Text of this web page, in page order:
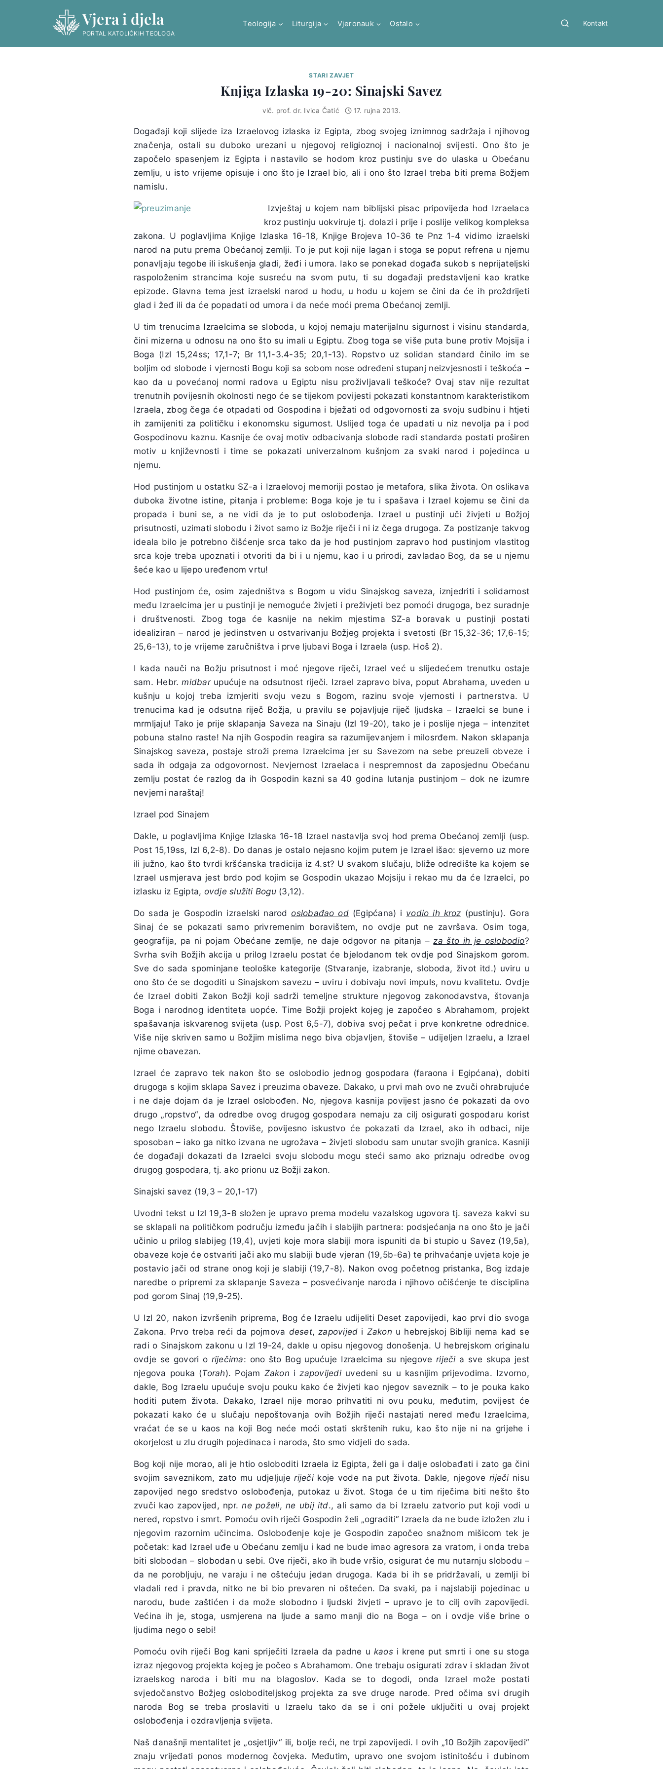
Vjera i djela
PORTAL KATOLIČKIH TEOLOGA
Teologija Liturgija Vjeronauk Ostalo Kontakt
STARI ZAVJET
Knjiga Izlaska 19-20: Sinajski Savez
vlč. prof. dr. Ivica Čatić 17. rujna 2013.
Događaji koji slijede iza Izraelovog izlaska iz Egipta, zbog svojeg iznimnog sadržaja i njihovog
značenja, ostali su duboko urezani u njegovoj religioznoj i nacionalnoj svijesti. Ono što je
započelo spasenjem iz Egipta i nastavilo se hodom kroz pustinju sve do ulaska u Obećanu
zemlju, u isto vrijeme opisuje i ono što je Izrael bio, ali i ono što Izrael treba biti prema Božjem
namislu.
Izvještaj u kojem nam biblijski pisac pripovijeda hod Izraelaca
kroz pustinju uokviruje tj. dolazi i prije i poslije velikog kompleksa
zakona. U poglavljima Knjige Izlaska 16-18, Knjige Brojeva 10-36 te Pnz 1-4 vidimo izraelski
narod na putu prema Obećanoj zemlji. To je put koji nije lagan i stoga se poput refrena u njemu
ponavljaju tegobe ili iskušenja gladi, žeđi i umora. Iako se ponekad događa sukob s neprijateljski
raspoloženim strancima koje susreću na svom putu, ti su događaji predstavljeni kao kratke
epizode. Glavna tema jest izraelski narod u hodu, u hodu u kojem se čini da će ih proždrijeti
glad i žeđ ili da će popadati od umora i da neće moći prema Obećanoj zemlji.
U tim trenucima Izraelcima se sloboda, u kojoj nemaju materijalnu sigurnost i visinu standarda,
čini mizerna u odnosu na ono što su imali u Egiptu. Zbog toga se više puta bune protiv Mojsija i
Boga (Izl 15,24ss; 17,1-7; Br 11,1-3.4-35; 20,1-13). Ropstvo uz solidan standard činilo im se
boljim od slobode i vjernosti Bogu koji sa sobom nose određeni stupanj neizvjesnosti i teškoća –
kao da u povećanoj normi radova u Egiptu nisu proživljavali teškoće? Ovaj stav nije rezultat
trenutnih povijesnih okolnosti nego će se tijekom povijesti pokazati konstantnom karakteristikom
Izraela, zbog čega će otpadati od Gospodina i bježati od odgovornosti za svoju sudbinu i htjeti
ih zamijeniti za političku i ekonomsku sigurnost. Uslijed toga će upadati u niz nevolja pa i pod
Gospodinovu kaznu. Kasnije će ovaj motiv odbacivanja slobode radi standarda postati proširen
motiv u književnosti i time se pokazati univerzalnom kušnjom za svaki narod i pojedinca u
njemu.
Hod pustinjom u ostatku SZ-a i Izraelovoj memoriji postao je metafora, slika života. On oslikava
duboka životne istine, pitanja i probleme: Boga koje je tu i spašava i Izrael kojemu se čini da
propada i buni se, a ne vidi da je to put oslobođenja. Izrael u pustinji uči živjeti u Božjoj
prisutnosti, uzimati slobodu i život samo iz Božje riječi i ni iz čega drugoga. Za postizanje takvog
ideala bilo je potrebno čišćenje srca tako da je hod pustinjom zapravo hod pustinjom vlastitog
srca koje treba upoznati i otvoriti da bi i u njemu, kao i u prirodi, zavladao Bog, da se u njemu
šeće kao u lijepo uređenom vrtu!
Hod pustinjom će, osim zajedništva s Bogom u vidu Sinajskog saveza, iznjedriti i solidarnost
među Izraelcima jer u pustinji je nemoguće živjeti i preživjeti bez pomoći drugoga, bez suradnje
i društvenosti. Zbog toga će kasnije na nekim mjestima SZ-a boravak u pustinji postati
idealiziran – narod je jedinstven u ostvarivanju Božjeg projekta i svetosti (Br 15,32-36; 17,6-15;
25,6-13), to je vrijeme zaručništva i prve ljubavi Boga i Izraela (usp. Hoš 2).
I kada nauči na Božju prisutnost i moć njegove riječi, Izrael već u slijedećem trenutku ostaje
sam. Hebr.midbarupućuje na odsutnost riječi. Izrael zapravo biva, poput Abrahama, uveden u
kušnju u kojoj treba izmjeriti svoju vezu s Bogom, razinu svoje vjernosti i partnerstva. U
trenucima kad je odsutna riječ Božja, u pravilu se pojavljuje riječ ljudska – Izraelci se bune i
mrmljaju! Tako je prije sklapanja Saveza na Sinaju (Izl 19-20), tako je i poslije njega – intenzitet
pobuna stalno raste! Na njih Gospodin reagira sa razumijevanjem i milosrđem. Nakon sklapanja
Sinajskog saveza, postaje stroži prema Izraelcima jer su Savezom na sebe preuzeli obveze i
sada ih odgaja za odgovornost. Nevjernost Izraelaca i nespremnost da zaposjednu Obećanu
zemlju postat će razlog da ih Gospodin kazni sa 40 godina lutanja pustinjom – dok ne izumre
nevjerni naraštaj!
Izrael pod Sinajem
Dakle, u poglavljima Knjige Izlaska 16-18 Izrael nastavlja svoj hod prema Obećanoj zemlji (usp.
Post 15,19ss, Izl 6,2-8). Do danas je ostalo nejasno kojim putem je Izrael išao: sjeverno uz more
ili južno, kao što tvrdi kršćanska tradicija iz 4.st? U svakom slučaju, bliže odredište ka kojem se
Izrael usmjerava jest brdo pod kojim se Gospodin ukazao Mojsiju i rekao mu da će Izraelci, po
izlasku iz Egipta, ovdje služiti Bogu(3,12).
Do sada je Gospodin izraelski narodoslobađao od(Egipćana) i vodio ih kroz (pustinju). Gora
Sinaj će se pokazati samo privremenim boravištem, no ovdje put ne završava. Osim toga,
geografija, pa ni pojam Obećane zemlje, ne daje odgovor na pitanja –za što ih je oslobodio?
Svrha svih Božjih akcija u prilog Izraelu postat će bjelodanom tek ovdje pod Sinajskom gorom.
Sve do sada spominjane teološke kategorije (Stvaranje, izabranje, sloboda, život itd.) uviru u
ono što će se dogoditi u Sinajskom savezu – uviru i dobivaju novi impuls, novu kvalitetu. Ovdje
će Izrael dobiti Zakon Božji koji sadrži temeljne strukture njegovog zakonodavstva, štovanja
Boga i narodnog identiteta uopće. Time Božji projekt kojeg je započeo s Abrahamom, projekt
spašavanja iskvarenog svijeta (usp. Post 6,5-7), dobiva svoj pečat i prve konkretne odrednice.
Više nije skriven samo u Božjim mislima nego biva objavljen, štoviše – udijeljen Izraelu, a Izrael
njime obavezan.
Izrael će zapravo tek nakon što se oslobodio jednog gospodara (faraona i Egipćana), dobiti
drugoga s kojim sklapa Savez i preuzima obaveze. Dakako, u prvi mah ovo ne zvuči ohrabrujuće
i ne daje dojam da je Izrael oslobođen. No, njegova kasnija povijest jasno će pokazati da ovo
drugo „ropstvo“, da odredbe ovog drugog gospodara nemaju za cilj osigurati gospodaru korist
nego Izraelu slobodu. Štoviše, povijesno iskustvo će pokazati da Izrael, ako ih odbaci, nije
sposoban – iako ga nitko izvana ne ugrožava – živjeti slobodu sam unutar svojih granica. Kasniji
će događaji dokazati da Izraelci svoju slobodu mogu steći samo ako priznaju odredbe ovog
drugog gospodara, tj. ako prionu uz Božji zakon.
Sinajski savez (19,3 – 20,1-17)
Uvodni tekst u Izl 19,3-8 složen je upravo prema modelu vazalskog ugovora tj. saveza kakvi su
se sklapali na političkom području između jačih i slabijih partnera: podsjećanja na ono što je jači
učinio u prilog slabijeg (19,4), uvjeti koje mora slabiji mora ispuniti da bi stupio u Savez (19,5a),
obaveze koje će ostvariti jači ako mu slabiji bude vjeran (19,5b-6a) te prihvaćanje uvjeta koje je
postavio jači od strane onog koji je slabiji (19,7-8). Nakon ovog početnog pristanka, Bog izdaje
naredbe o pripremi za sklapanje Saveza – posvećivanje naroda i njihovo očišćenje te disciplina
pod gorom Sinaj (19,9-25).
U Izl 20, nakon izvršenih priprema, Bog će Izraelu udijeliti Deset zapovijedi, kao prvi dio svoga
Zakona. Prvo treba reći da pojmova deset,zapovijed i Zakon u hebrejskoj Bibliji nema kad se
radi o Sinajskom zakonu u Izl 19-24, dakle u opisu njegovog donošenja. U hebrejskom originalu
ovdje se govori o riječima: ono što Bog upućuje Izraelcima su njegoveriječia sve skupa jest
njegova pouka (Torah). Pojam Zakon izapovijediuvedeni su u kasnijim prijevodima. Izvorno,
dakle, Bog Izraelu upućuje svoju pouku kako će živjeti kao njegov saveznik – to je pouka kako
hoditi putem života. Dakako, Izrael nije morao prihvatiti ni ovu pouku, međutim, povijest će
pokazati kako će u slučaju nepoštovanja ovih Božjih riječi nastajati nered među Izraelcima,
vraćat će se u kaos na koji Bog neće moći ostati skrštenih ruku, kao što nije ni na grijehe i
okorjelost u zlu drugih pojedinaca i naroda, što smo vidjeli do sada.
Bog koji nije morao, ali je htio osloboditi Izraela iz Egipta, želi ga i dalje oslobađati i zato ga čini
svojim saveznikom, zato mu udjeljujeriječikoje vode na put života. Dakle, njegoveriječinisu
zapovijed nego sredstvo oslobođenja, putokaz u život. Stoga će u tim riječima biti nešto što
zvuči kao zapovijed, npr.ne poželi,ne ubij itd., ali samo da bi Izraelu zatvorio put koji vodi u
nered, ropstvo i smrt. Pomoću ovih riječi Gospodin želi „ograditi“ Izraela da ne bude izložen zlu i
njegovim razornim učincima. Oslobođenje koje je Gospodin započeo snažnom mišicom tek je
početak: kad Izrael uđe u Obećanu zemlju i kad ne bude imao agresora za vratom, i onda treba
biti slobodan – slobodan u sebi. Ove riječi, ako ih bude vršio, osigurat će mu nutarnju slobodu –
da ne porobljuju, ne varaju i ne oštećuju jedan drugoga. Kada bi ih se pridržavali, u zemlji bi
vladali red i pravda, nitko ne bi bio prevaren ni oštećen. Da svaki, pa i najslabiji pojedinac u
narodu, bude zaštićen i da može slobodno i ljudski živjeti – upravo je to cilj ovih zapovijedi.
Većina ih je, stoga, usmjerena na ljude a samo manji dio na Boga – on i ovdje više brine o
ljudima nego o sebi!
Pomoću ovih riječi Bog kani spriječiti Izraela da padne u kaosi krene put smrti i one su stoga
izraz njegovog projekta kojeg je počeo s Abrahamom. One trebaju osigurati zdrav i skladan život
izraelskog naroda i biti mu na blagoslov. Kada se to dogodi, onda Izrael može postati
svjedočanstvo Božjeg osloboditeljskog projekta za sve druge narode. Pred očima svi drugih
naroda Bog se treba proslaviti u Izraelu tako da se i oni požele uključiti u ovaj projekt
oslobođenja i ozdravljenja svijeta.
Naš današnji mentalitet je „osjetljiv“ ili, bolje reći, ne trpi zapovijedi. I ovih „10 Božjih zapovijedi“
znaju vrijeđati ponos modernog čovjeka. Međutim, upravo one svojom istinitošću i dubinom